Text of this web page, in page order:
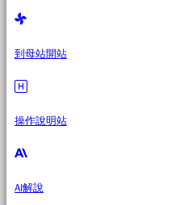
到母站開站
操作說明站
AI解說